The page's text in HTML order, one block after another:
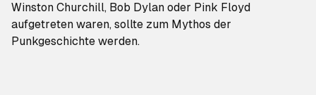
Winston Churchill, Bob Dylan oder Pink Floyd
aufgetreten waren, sollte zum Mythos der
Punkgeschichte werden.